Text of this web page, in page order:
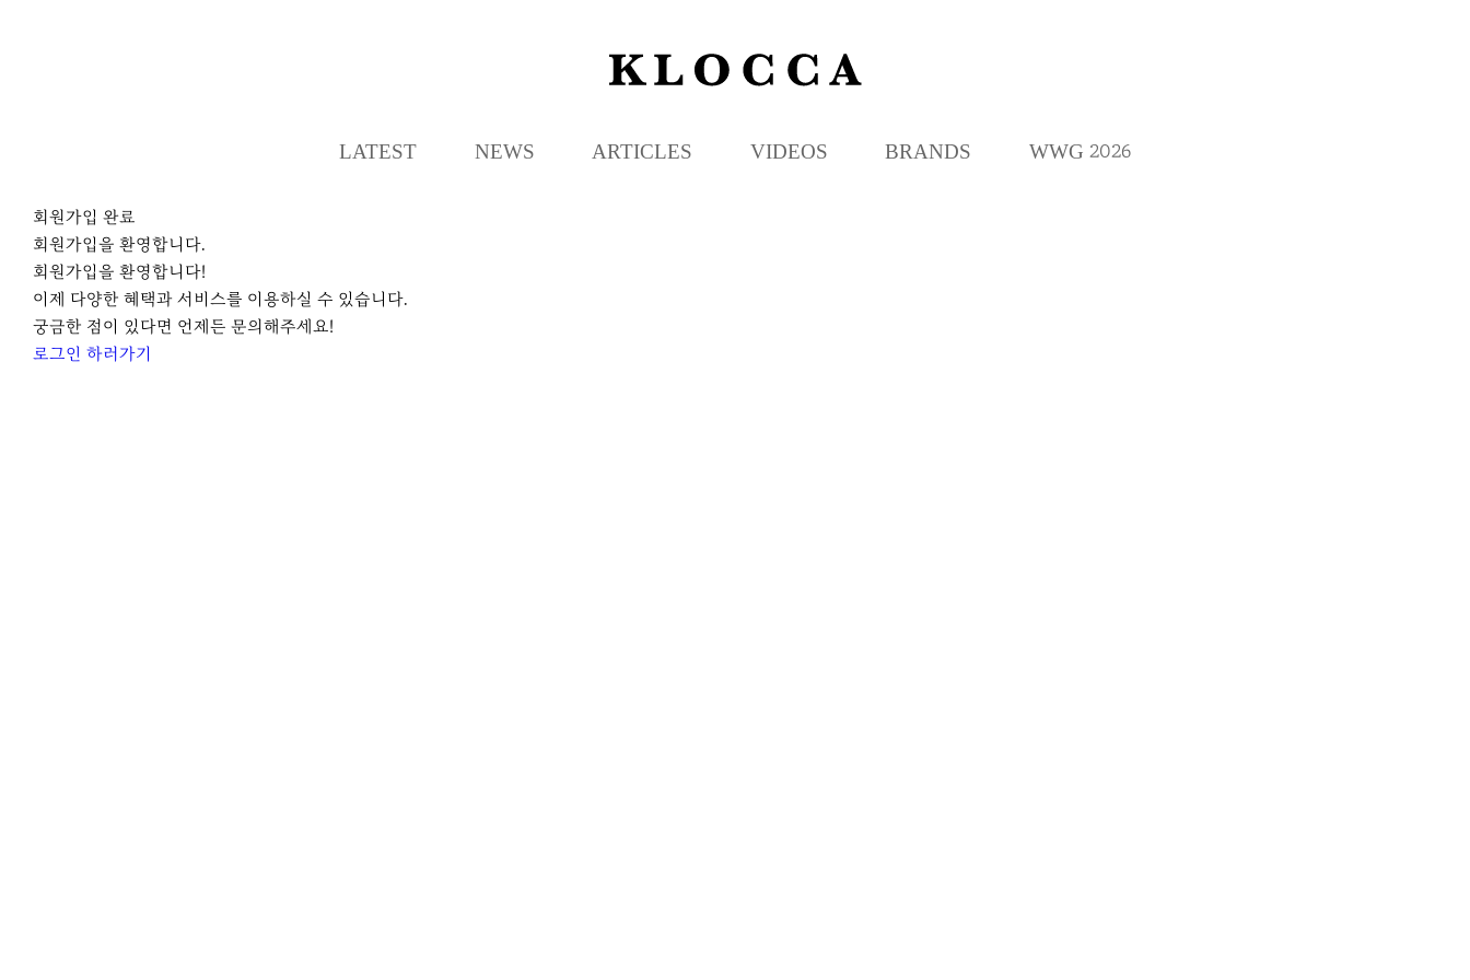
K
L
C
LATEST NEWS ARTICLES VIDEOS BRANDS WWG 2026
회원가입 완료
회원가입을 환영합니다.
회원가입을 환영합니다!
이제 다양한 혜택과 서비스를 이용하실 수 있습니다.
궁금한 점이 있다면 언제든 문의해주세요!
로그인 하러가기